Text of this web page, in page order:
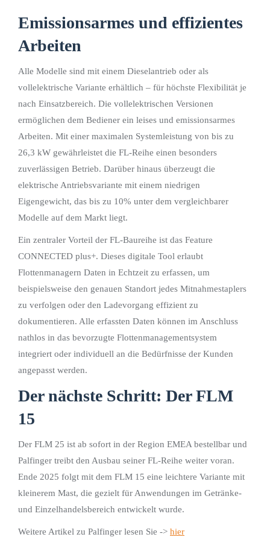
Emissionsarmes und effizientes
Arbeiten
Alle Modelle sind mit einem Dieselantrieb oder als
vollelektrische Variante erhältlich – für höchste Flexibilität je
nach Einsatzbereich. Die vollelektrischen Versionen
ermöglichen dem Bediener ein leises und emissionsarmes
Arbeiten. Mit einer maximalen Systemleistung von bis zu
26,3 kW gewährleistet die FL-Reihe einen besonders
zuverlässigen Betrieb. Darüber hinaus überzeugt die
elektrische Antriebsvariante mit einem niedrigen
Eigengewicht, das bis zu 10% unter dem vergleichbarer
Modelle auf dem Markt liegt.
Ein zentraler Vorteil der FL-Baureihe ist das Feature
CONNECTED plus+. Dieses digitale Tool erlaubt
Flottenmanagern Daten in Echtzeit zu erfassen, um
beispielsweise den genauen Standort jedes Mitnahmestaplers
zu verfolgen oder den Ladevorgang effizient zu
dokumentieren. Alle erfassten Daten können im Anschluss
nathlos in das bevorzugte Flottenmanagementsystem
integriert oder individuell an die Bedürfnisse der Kunden
angepasst werden.
Der nächste Schritt: Der FLM
15
Der FLM 25 ist ab sofort in der Region EMEA bestellbar und
Palfinger treibt den Ausbau seiner FL-Reihe weiter voran.
Ende 2025 folgt mit dem FLM 15 eine leichtere Variante mit
kleinerem Mast, die gezielt für Anwendungen im Getränke-
und Einzelhandelsbereich entwickelt wurde.
Weitere Artikel zu Palfinger lesen Sie -> hier